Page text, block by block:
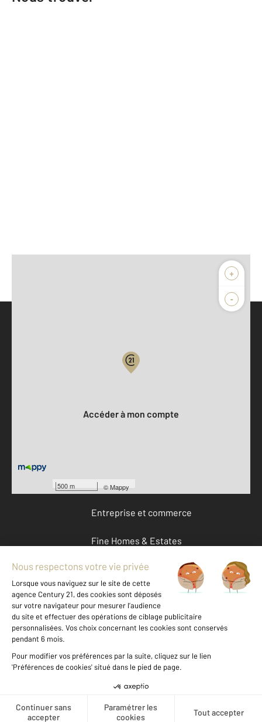
+
-
500 m ©Mappy
Accéder à mon compte
Devenir franchisé
Entreprise et commerce
Fine Homes & Estates
À propos
International
Nous contacter
Données personnelles
Gestionnaire des cookies